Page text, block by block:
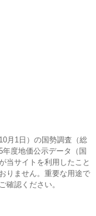
月1日）の国勢調査（総
度地価公示データ（国
当サイトを利用したこと
りません。重要な用途で
確認ください。